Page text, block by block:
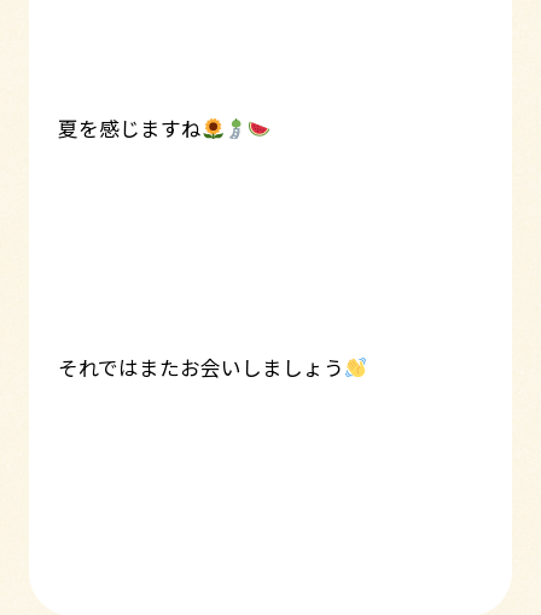
夏を感じますね
それではまたお会いしましょう